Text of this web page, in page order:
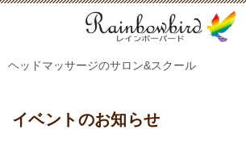
ヘッドマッサージのサロン&スクール
イベントのお知らせ